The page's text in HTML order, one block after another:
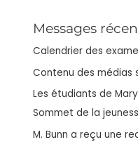
Messages
Calendrier des
Contenu des médias
Les étudiants de
Sommet de la
M. Bunn a reçu une